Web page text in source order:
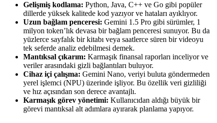
Gelişmiş kodlama: Python, Java, C++ ve Go gibi popüler
dillerde yüksek kalitede kod yazıyor ve hataları ayıklıyor.
Uzun bağlam penceresi: Gemini 1.5 Pro gibi sürümler, 1
milyon token’lık devasa bir bağlam penceresi sunuyor. Bu da
yüzlerce sayfalık bir kitabı veya saatlerce süren bir videoyu
tek seferde analiz edebilmesi demek.
Mantıksal çıkarım: Karmaşık finansal raporları inceliyor ve
veriler arasındaki gizli bağlantıları buluyor.
Cihaz içi çalışma: Gemini Nano, veriyi buluta göndermeden
yerel işlemci (NPU) üzerinde işliyor. Bu özellik veri gizliliği
ve hız açısından son derece avantajlı.
Karmaşık görev yönetimi: Kullanıcıdan aldığı büyük bir
görevi mantıksal alt adımlara ayırarak planlama yapıyor.